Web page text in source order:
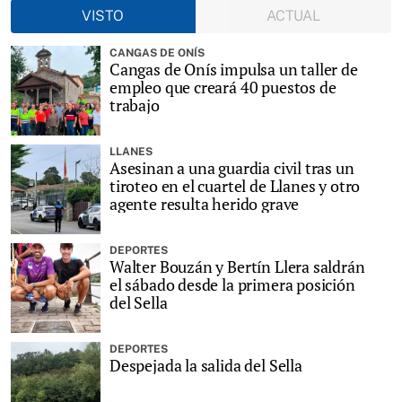
VISTO
ACTUAL
CANGAS DE ONÍS
Cangas de Onís impulsa un taller de
empleo que creará 40 puestos de
trabajo
LLANES
Asesinan a una guardia civil tras un
tiroteo en el cuartel de Llanes y otro
agente resulta herido grave
DEPORTES
Walter Bouzán y Bertín Llera saldrán
el sábado desde la primera posición
del Sella
DEPORTES
Despejada la salida del Sella